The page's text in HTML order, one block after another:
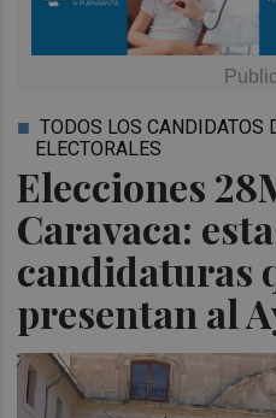
Elecciones
Caravaca:
candidaturas
presentan al
TODOS LOS CANDIDATOS
ELECTORALES